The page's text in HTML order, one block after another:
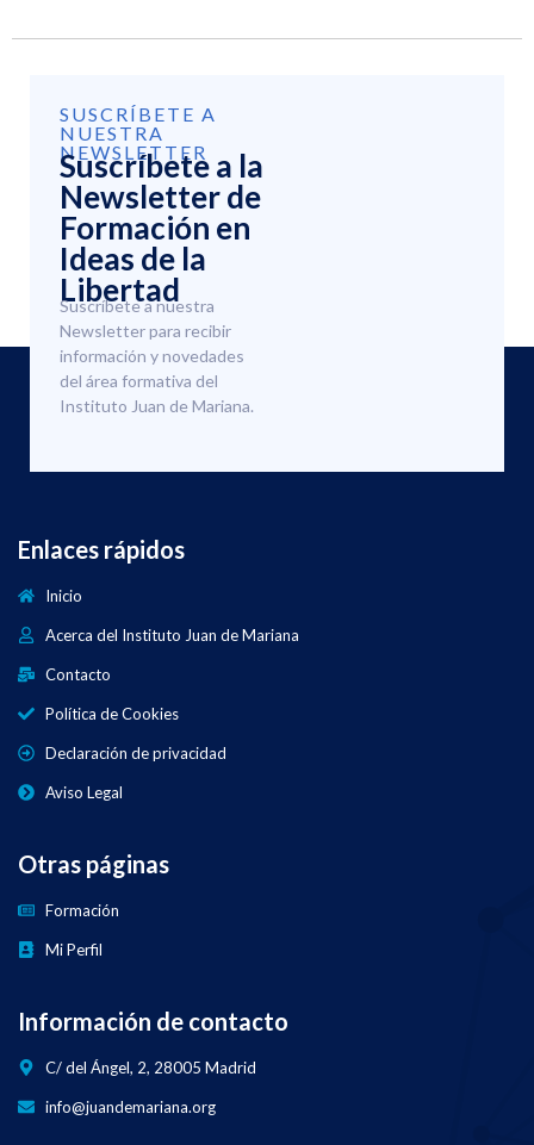
SUSCRÍBETE A
NUESTRA
NEWSLETTER
Suscríbete a la
Newsletter de
Formación en
Ideas de la
Libertad
Suscríbete a nuestra
Newsletter para recibir
información y novedades
del área formativa del
Instituto Juan de Mariana.
Enlaces rápidos
Inicio
Acerca del Instituto Juan de Mariana
Contacto
Política de Cookies
Declaración de privacidad
Aviso Legal
Otras páginas
Formación
Mi Perfil
Información de contacto
C/ del Ángel, 2, 28005 Madrid
info@juandemariana.org